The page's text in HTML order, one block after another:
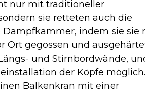
nur mit traditioneller
sie retteten auch die
indem sie sie
Ort gegossen und
und Stirnbordwände,
der Köpfe möglich.
Balkenkran mit einer